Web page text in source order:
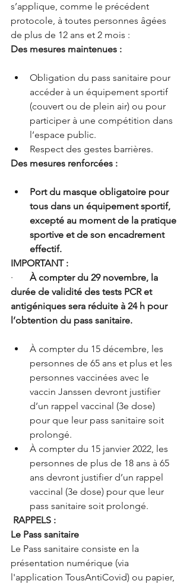
s’applique, comme le précédent
protocole, à toutes personnes âgées
de plus de 12 ans et 2 mois :
Des mesures maintenues :
Obligation du pass sanitaire pour
accéder à un équipement sportif
(couvert ou de plein air) ou pour
participer à une compétition dans
l’espace public.
Respect des gestes barrières.
Des mesures renforcées :
Port du masque obligatoire pour
tous dans un équipement sportif,
excepté au moment de la pratique
sportive et de son encadrement
effectif.
IMPORTANT :
· À compter du 29 novembre, la
durée de validité des tests PCR et
antigéniques sera réduite à 24 h pour
l’obtention du pass sanitaire.
À compter du 15 décembre, les
personnes de 65 ans et plus et les
personnes vaccinées avec le
vaccin Janssen devront justifier
d’un rappel vaccinal (3e dose)
pour que leur pass sanitaire soit
prolongé.
À compter du 15 janvier 2022, les
personnes de plus de 18 ans à 65
ans devront justifier d’un rappel
vaccinal (3e dose) pour que leur
pass sanitaire soit prolongé.
RAPPELS :
Le Pass sanitaire
Le Pass sanitaire consiste en la
présentation numérique (via
l'application TousAntiCovid) ou papier,